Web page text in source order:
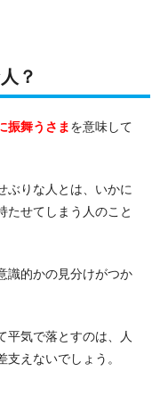
？
振舞うさまを意味して
ぶりな人とは、いかに
たせてしまう人のこと
識的かの見分けがつか
平気で落とすのは、人
えないでしょう。